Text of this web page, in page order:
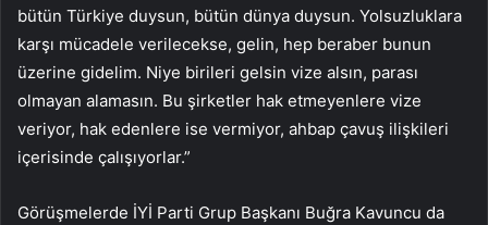
bütün Türkiye duysun, bütün dünya duysun. Yolsuzluklara
karşı mücadele verilecekse, gelin, hep beraber bunun
üzerine gidelim. Niye birileri gelsin vize alsın, parası
olmayan alamasın. Bu şirketler hak etmeyenlere vize
veriyor, hak edenlere ise vermiyor, ahbap çavuş ilişkileri
içerisinde çalışıyorlar.”
Görüşmelerde İYİ Parti Grup Başkanı Buğra Kavuncu da